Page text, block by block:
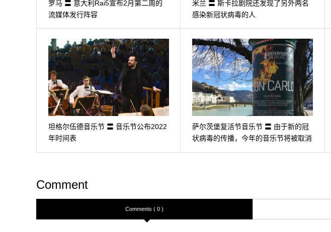
罗马 〓 意大利Rai5宣布2月第二周的
流媒体发行阵容
米兰 〓 斯卡拉剧院还发现了另外两名
感染新冠状病毒的人
坦格尔伍德音乐节 〓 音乐节公布2022
年时间表
萨尔茨堡复活节音乐节 〓 由于新的冠
状病毒的传播，今年的音乐节将被取消
Comment
Comments ( 0 )